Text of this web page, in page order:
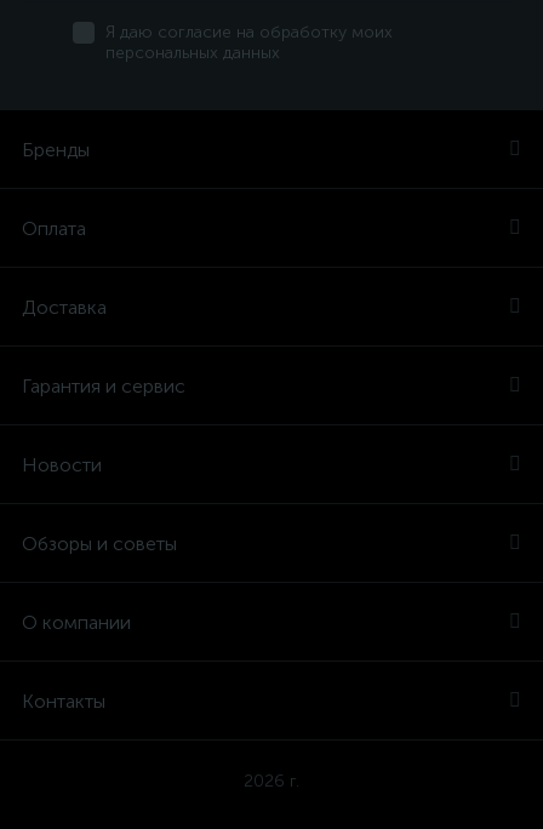
Я даю согласие на обработку моих
персональных данных
Бренды
Оплата
Доставка
Гарантия и сервис
Новости
Обзоры и советы
О компании
Контакты
2026 г.